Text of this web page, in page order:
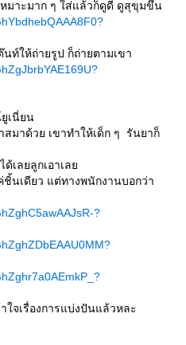
มาะมาก ๆ ใส่แล้วก็ดูดี ดูสุขุมขึ้น
นท์ให้ถ่ายรูป ก็ถ่ายตามเขา
เนี่ยน
มาด้วย เขาทำให้เด็ก ๆ รันยาก็
เลยลูกเอาเลย
นเดียว แต่ทางพนักงานบอกว่า
?
ใจเรื่องการแบ่งปันแล้วหละ